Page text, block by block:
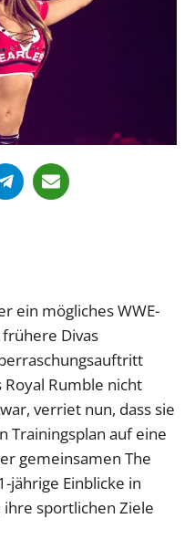
ein mögliches WWE-
Divas
Royal Rumble nicht
verriet nun, dass sie
Trainingsplan auf eine
gemeinsamen The
jährige Einblicke in
sportlichen Ziele